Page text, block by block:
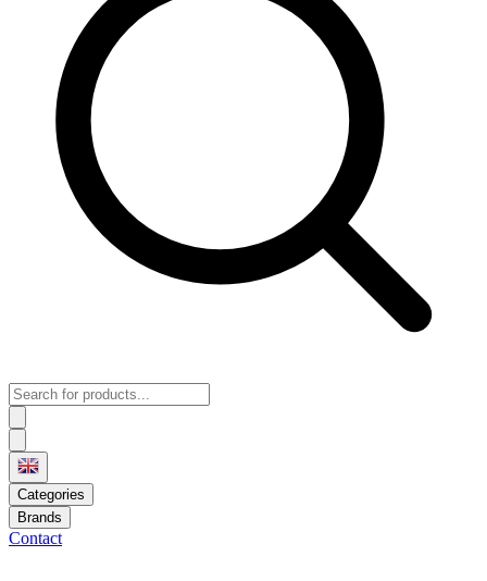
Categories
Brands
Contact